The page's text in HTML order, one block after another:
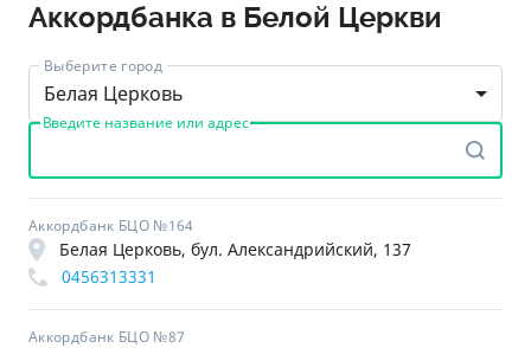
Аккордбанка в Белой Церкви
Выберите город
Белая Церковь
Введите название или адрес
Аккордбанк БЦО №164
Белая Церковь, бул. Александрийский, 137
0456313331
Аккордбанк БЦО №87